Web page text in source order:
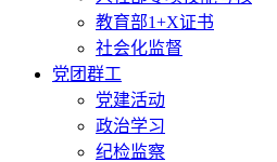
教育部1+X证书
社会化监督
党团群工
党建活动
政治学习
纪检监察